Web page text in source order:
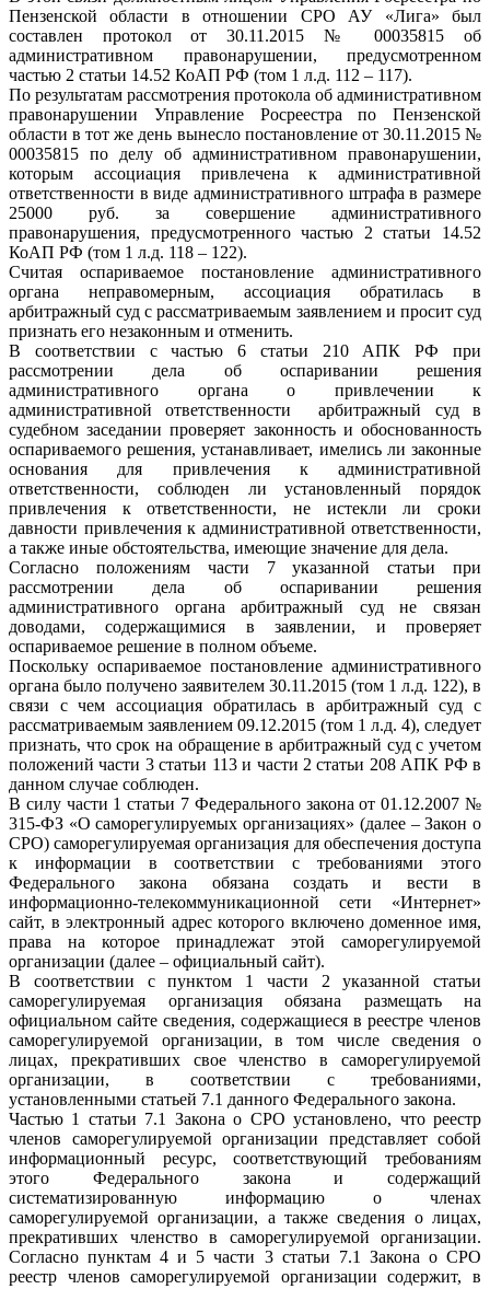
Пензенской области в отношении СРО АУ «Лига» был
составлен протокол от 30.11.2015 № 00035815 об
административном правонарушении, предусмотренном
частью 2 статьи 14.52 КоАП РФ (том 1 л.д. 112 – 117).
По результатам рассмотрения протокола об административном
правонарушении Управление Росреестра по Пензенской
области в тот же день вынесло постановление от 30.11.2015 №
00035815 по делу об административном правонарушении,
которым ассоциация привлечена к административной
ответственности в виде административного штрафа в размере
25000 руб. за совершение административного
правонарушения, предусмотренного частью 2 статьи 14.52
КоАП РФ (том 1 л.д. 118 – 122).
Считая оспариваемое постановление административного
органа неправомерным, ассоциация обратилась в
арбитражный суд с рассматриваемым заявлением и просит суд
признать его незаконным и отменить.
В соответствии с частью 6 статьи 210 АПК РФ при
рассмотрении дела об оспаривании решения
административного органа о привлечении к
административной ответственности арбитражный суд в
судебном заседании проверяет законность и обоснованность
оспариваемого решения, устанавливает, имелись ли законные
основания для привлечения к административной
ответственности, соблюден ли установленный порядок
привлечения к ответственности, не истекли ли сроки
давности привлечения к административной ответственности,
а также иные обстоятельства, имеющие значение для дела.
Согласно положениям части 7 указанной статьи при
рассмотрении дела об оспаривании решения
административного органа арбитражный суд не связан
доводами, содержащимися в заявлении, и проверяет
оспариваемое решение в полном объеме.
Поскольку оспариваемое постановление административного
органа было получено заявителем 30.11.2015 (том 1 л.д. 122), в
связи с чем ассоциация обратилась в арбитражный суд с
рассматриваемым заявлением 09.12.2015 (том 1 л.д. 4), следует
признать, что срок на обращение в арбитражный суд с учетом
положений части 3 статьи 113 и части 2 статьи 208 АПК РФ в
данном случае соблюден.
В силу части 1 статьи 7 Федерального закона от 01.12.2007 №
315-ФЗ «О саморегулируемых организациях» (далее – Закон о
СРО) саморегулируемая организация для обеспечения доступа
к информации в соответствии с требованиями этого
Федерального закона обязана создать и вести в
информационно-телекоммуникационной сети «Интернет»
сайт, в электронный адрес которого включено доменное имя,
права на которое принадлежат этой саморегулируемой
организации (далее – официальный сайт).
В соответствии с пунктом 1 части 2 указанной статьи
саморегулируемая организация обязана размещать на
официальном сайте сведения, содержащиеся в реестре членов
саморегулируемой организации, в том числе сведения о
лицах, прекративших свое членство в саморегулируемой
организации, в соответствии с требованиями,
установленными статьей 7.1 данного Федерального закона.
Частью 1 статьи 7.1 Закона о СРО установлено, что реестр
членов саморегулируемой организации представляет собой
информационный ресурс, соответствующий требованиям
этого Федерального закона и содержащий
систематизированную информацию о членах
саморегулируемой организации, а также сведения о лицах,
прекративших членство в саморегулируемой организации.
Согласно пунктам 4 и 5 части 3 статьи 7.1 Закона о СРО
реестр членов саморегулируемой организации содержит, в